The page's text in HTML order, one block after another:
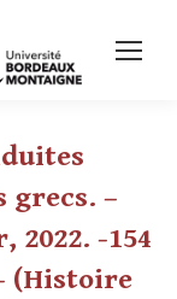
grecs. –
2022. -154
(Histoire